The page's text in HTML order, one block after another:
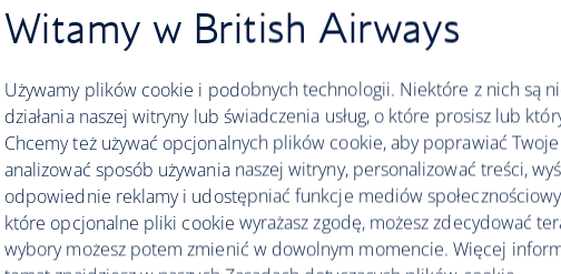
local taxes, fees or charges payable at your accommodation.
Witamy w British Airways
Używamy plików cookie i podobnych technologii. Niektóre z nich są
działania naszej witryny lub świadczenia usług, o które prosisz lub
Chcemy też używać opcjonalnych plików cookie, aby poprawiać
analizować sposób używania naszej witryny, personalizować treści,
odpowiednie reklamy i udostępniać funkcje mediów
które opcjonalne pliki cookie wyrażasz zgodę, możesz zdecydować
wybory możesz potem zmienić w dowolnym momencie. Więcej